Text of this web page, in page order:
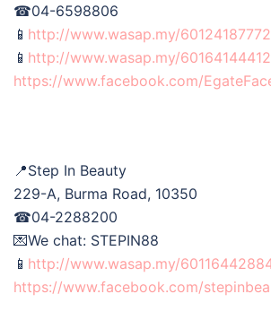
☎04-6598806
📱 http://www.wasap.my/60124187772
📱 http://www.wasap.my/60164144412
https://www.facebook.com/
📍Step In Beauty
229-A, Burma Road, 10350
☎04-2288200
💌We chat: STEPIN88
📱 http://www.wasap.my/
https://www.facebook.com/